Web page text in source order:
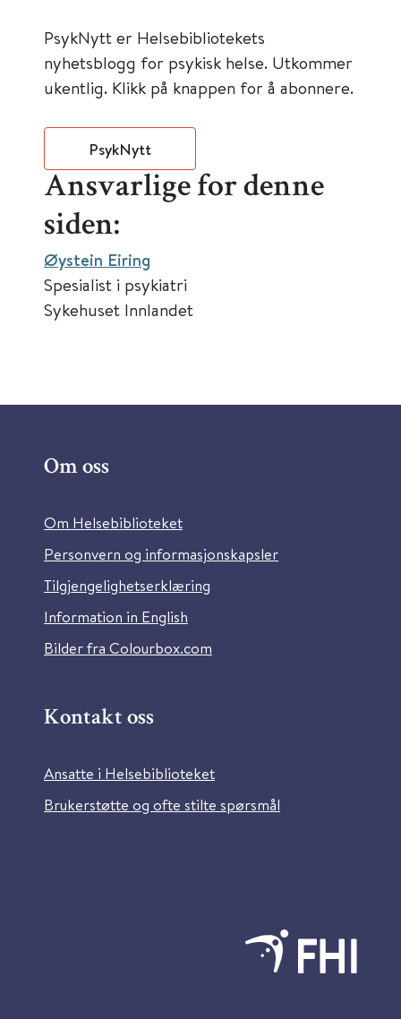
PsykNytt er Helsebibliotekets
nyhetsblogg for psykisk helse. Utkommer
ukentlig. Klikk på knappen for å abonnere.
PsykNytt
Ansvarlige for denne
siden:
Øystein Eiring
Spesialist i psykiatri
Sykehuset Innlandet
Om oss
Om Helsebiblioteket
Personvern og informasjonskapsler
Tilgjengelighetserklæring
Information in English
Bilder fra Colourbox.com
Kontakt oss
Ansatte i Helsebiblioteket
Brukerstøtte og ofte stilte spørsmål